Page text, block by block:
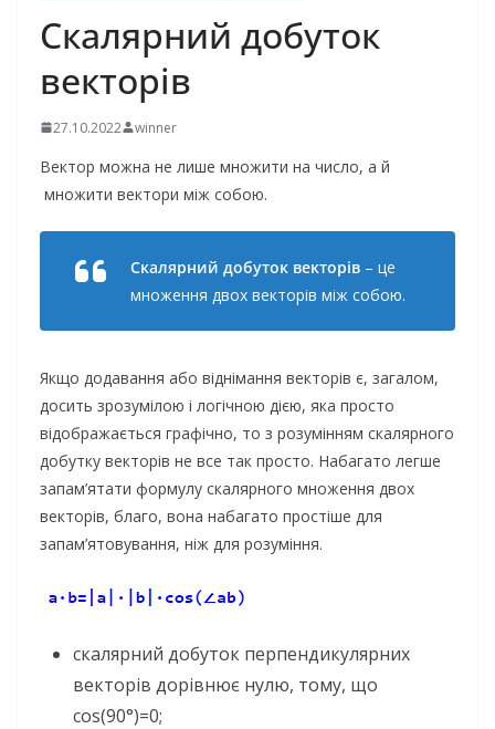
Скалярний добуток
векторів
27.10.2022 winner
Вектор можна не лише множити на число, а й
множити вектори між собою.
Скалярний добуток векторів – це
множення двох векторів між собою.
Якщо додавання або віднімання векторів є, загалом,
досить зрозумілою і логічною дією, яка просто
відображається графічно, то з розумінням скалярного
добутку векторів не все так просто. Набагато легше
запам’ятати формулу скалярного множення двох
векторів, благо, вона набагато простіше для
запам’ятовування, ніж для розуміння.
скалярний добуток перпендикулярних
векторів дорівнює нулю, тому, що
cos(90°)=0;